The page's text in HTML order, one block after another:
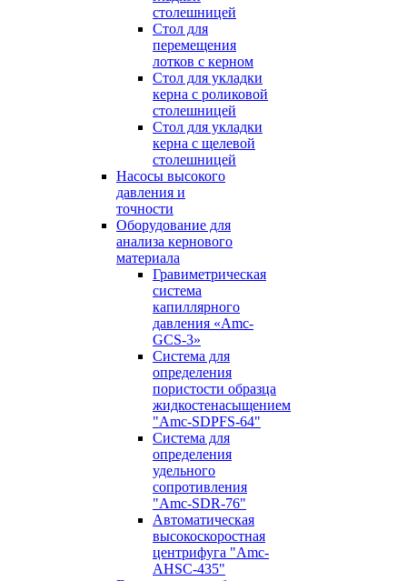
столешницей
Стол для
перемещения
лотков с керном
Стол для укладки
керна с роликовой
столешницей
Стол для укладки
керна с щелевой
столешницей
Насосы высокого
давления и
точности
Оборудование для
анализа кернового
материала
Гравиметрическая
система
капиллярного
давления «Amc-
GCS-3»
Система для
определения
пористости образца
жидкостенасыщением
"Amc-SDPFS-64"
Система для
определения
удельного
сопротивления
"Amc-SDR-76"
Автоматическая
высокоскоростная
центрифуга "Amc-
AHSC-435"